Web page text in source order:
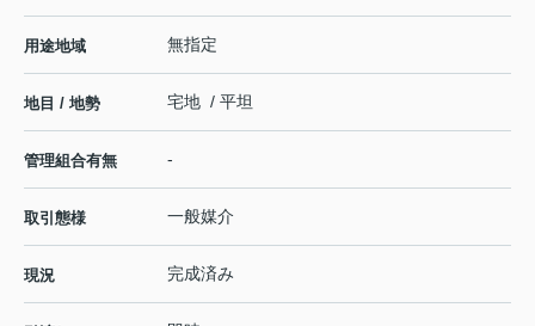
用途地域 無指定
地目 / 地勢 宅地 / 平坦
管理組合有無 -
取引態様 一般媒介
現況 完成済み